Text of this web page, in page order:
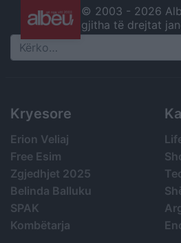
© 2003 - 2026
gjitha të drejtat
Search
Kryesore
Erion Veliaj
Free Esim
Zgjedhjet 2025
Belinda Balluku
SPAK
Kombëtarja